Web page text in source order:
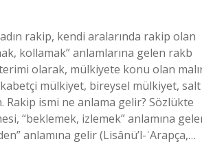
kollamak” anlamlarına gelen rakb
olarak, mülkiyete konu olan
mülkiyet, bireysel mülkiyet, salt
Rakip ismi ne anlama gelir? Sözlükte
“beklemek, izlemek” anlamına
anlamına gelir (Lisânü’l-ʿArapça,…